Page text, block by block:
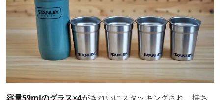
容量59mlのグラス×4がきれいにスタッキングされ、持ち